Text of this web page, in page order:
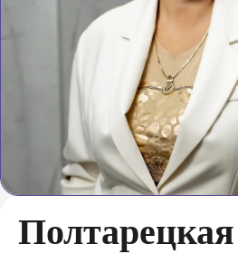
Полтарецкая